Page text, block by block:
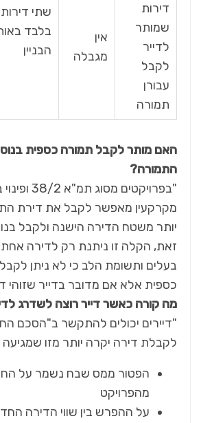
דירות
שמותר
לדייר
לקבל
עבורן
תמורה
אין
מגבלה
שתי דירות
בלבד
הבניין
האם מותר לקבל תמורה כספית
התמורה?
"בפרויקטים
מקרקעין מאפשר לקבל את דירת
יותר משטח הדירה הישנה ולקבל
זאת, הקלה זו ניתנת רק לדירה
בעלים ותשומת הלב כי לא ניתן
כספית אלא אם מדובר בדייר שזוהי
מה קורה כאשר דייר רוצה לשדרג
"דיירים יכולים להתקשר ב"הסכם
לקבלת דירה יקרה יותר מזו
הפטור ממס שבח נשמר על
מהפרויקט
על ההפרש בין שווי הדירה